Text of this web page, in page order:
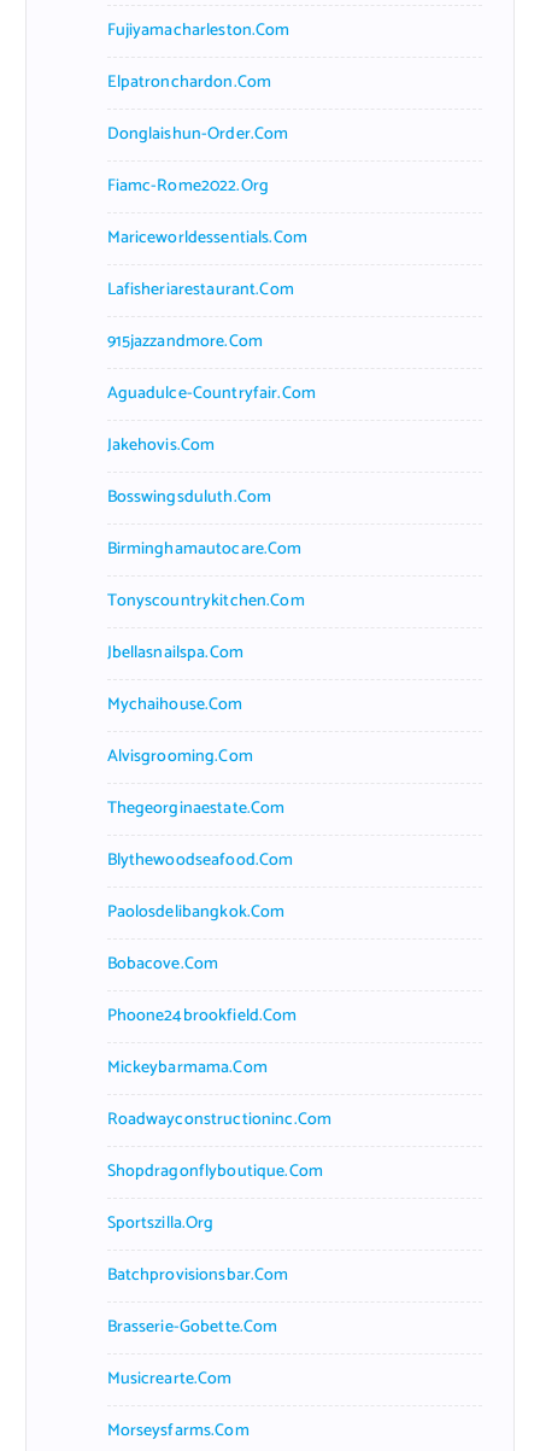
Fujiyamacharleston.com
Elpatronchardon.com
Donglaishun-Order.com
Fiamc-Rome2022.org
Mariceworldessentials.com
Lafisheriarestaurant.com
915jazzandmore.com
Aguadulce-Countryfair.com
Jakehovis.com
Bosswingsduluth.com
Birminghamautocare.com
Tonyscountrykitchen.com
Jbellasnailspa.com
Mychaihouse.com
Alvisgrooming.com
Thegeorginaestate.com
Blythewoodseafood.com
Paolosdelibangkok.com
Bobacove.com
Phoone24brookfield.com
Mickeybarmama.com
Roadwayconstructioninc.com
Shopdragonflyboutique.com
Sportszilla.org
Batchprovisionsbar.com
Brasserie-Gobette.com
Musicrearte.com
Morseysfarms.com